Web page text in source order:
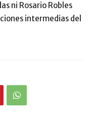
ni Rosario Robles
intermedias del